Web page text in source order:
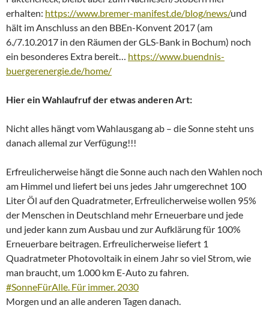
erhalten: https://www.bremer-manifest.de/blog/news/und
hält im Anschluss an den BBEn-Konvent 2017 (am
6./7.10.2017 in den Räumen der GLS-Bank in Bochum) noch
ein besonderes Extra bereit… https://www.buendnis-
buergerenergie.de/home/
Hier ein Wahlaufruf der etwas anderen Art:
Nicht alles hängt vom Wahlausgang ab – die Sonne steht uns
danach allemal zur Verfügung!!!
Erfreulicherweise hängt die Sonne auch nach den Wahlen noch
am Himmel und liefert bei uns jedes Jahr umgerechnet 100
Liter Öl auf den Quadratmeter, Erfreulicherweise wollen 95%
der Menschen in Deutschland mehr Erneuerbare und jede
und jeder kann zum Ausbau und zur Aufklärung für 100%
Erneuerbare beitragen. Erfreulicherweise liefert 1
Quadratmeter Photovoltaik in einem Jahr so viel Strom, wie
man braucht, um 1.000 km E-Auto zu fahren.
#SonneFürAlle. Für immer. 2030
Morgen und an alle anderen Tagen danach.